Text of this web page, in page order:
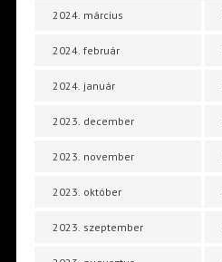
2024. március
2024. február
2024. január
2023. december
2023. november
2023. október
2023. szeptember